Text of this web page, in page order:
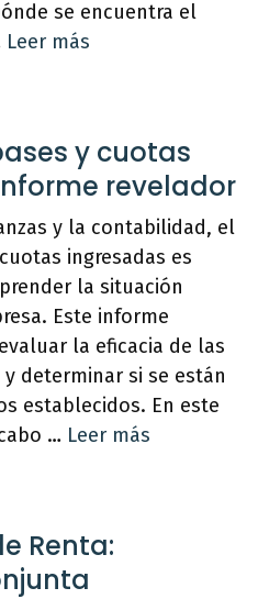
se encuentra el
Leer más
y cuotas
revelador
y la contabilidad, el
ingresadas es
la situación
Este informe
la eficacia de las
determinar si se están
establecidos. En este
… Leer más
Renta: